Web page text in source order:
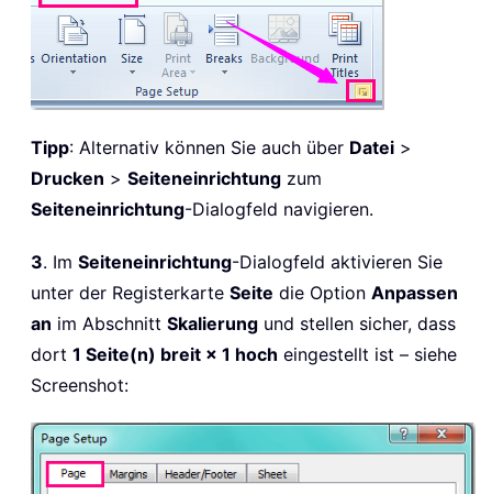
Tipp: Alternativ können Sie auch über Datei >
Drucken > Seiteneinrichtung zum
Seiteneinrichtung-Dialogfeld navigieren.
3. Im Seiteneinrichtung-Dialogfeld aktivieren Sie
unter der Registerkarte Seite die Option Anpassen
an im Abschnitt Skalierung und stellen sicher, dass
dort 1 Seite(n) breit × 1 hoch eingestellt ist – siehe
Screenshot: